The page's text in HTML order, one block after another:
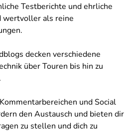
Testberichte und ehrliche
wertvoller als reine
decken verschiedene
über Touren bis hin zu
und Social
den Austausch und bieten dir
zu stellen und dich zu